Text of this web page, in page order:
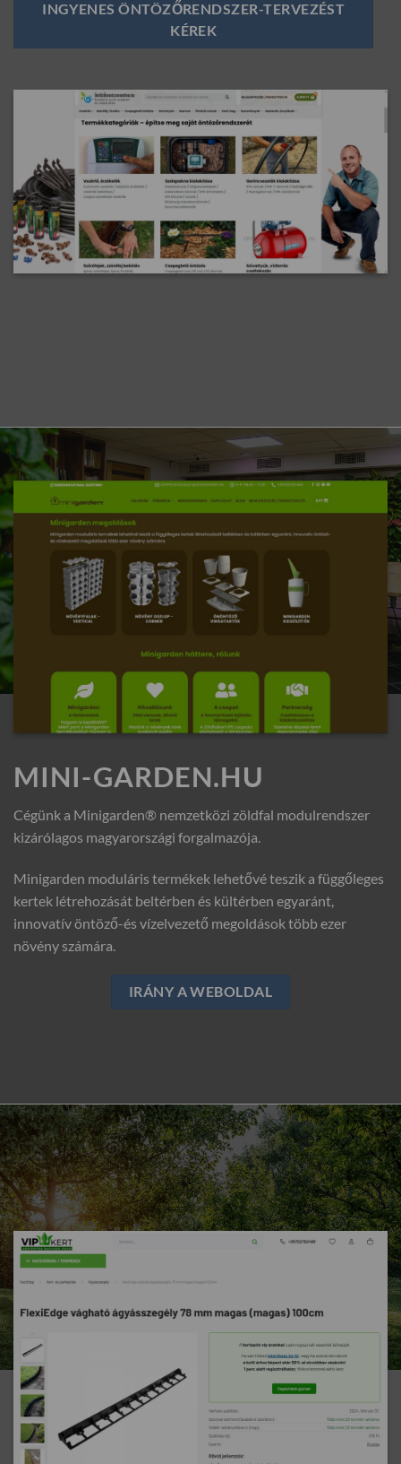
INGYENES ÖNTÖZŐRENDSZER-TERVEZÉST
KÉREK
MINI-GARDEN.HU
Cégünk a Minigarden® nemzetközi zöldfal modulrendszer
kizárólagos magyarországi forgalmazója.
Minigarden moduláris termékek lehetővé teszik a függőleges
kertek létrehozását beltérben és kültérben egyaránt,
innovatív öntöző-és vízelvezető megoldások több ezer
növény számára.
IRÁNY A WEBOLDAL